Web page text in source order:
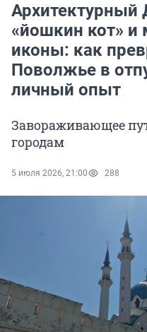
Архитектурный
«йошкин кот» и
иконы: как
Поволжье в
личный опыт
Завораживающее
городам
5 июля 2026, 21:00 288